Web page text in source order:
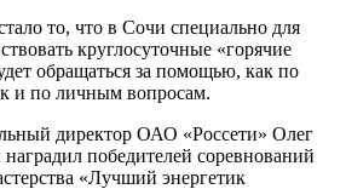
то, что в Сочи специально для
круглосуточные «горячие
обращаться за помощью, как по
и по личным вопросам.
директор ОАО «Россети» Олег
победителей соревнований
«Лучший энергетик